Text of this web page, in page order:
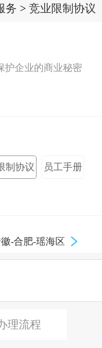
务 >竞业限制协议
护企业的商业秘密
制协议 员工手册
-合肥-瑶海区
理流程